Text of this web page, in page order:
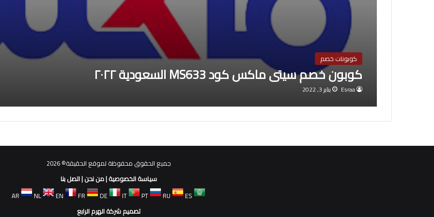
كوبونات خصم
كوبون خصم سيتى ماكس كود MS633 السعودية ٢٠٢٢
Esraa يناير 3, 2022
جميع الحقوق محفوظة لموقع الحقيقة© 2026
سياسة الخصوصية|من نحن|اتصل بنا
AR
NL EN FR DE IT PT RU
ES
تصميم شركة الهرم الرابع